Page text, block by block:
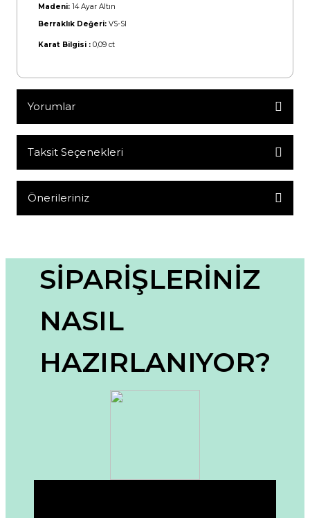
Madeni: 14 Ayar Altın
Berraklık Değeri: VS-SI
Karat Bilgisi : 0,09 ct
Yorumlar
Bu ürüne ilk yorumu siz yapın!
Taksit Seçenekleri
Önerileriniz
Görüş ve önerileriniz için teşekkür ederiz.
Ürün resmi kalitesiz, bozuk veya görüntülenemiyor.
Ürün açıklamasında eksik bilgiler bulunuyor.
Ürün fiyatı diğer sitelerden daha pahalı.
Bu ürüne benzer farklı alternatifler olmalı.
SİPARİŞLERİNİZ
NASIL
HAZIRLANIYOR?